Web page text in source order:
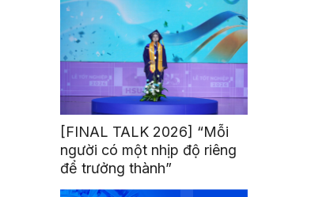
[FINAL TALK 2026] “Mỗi
người có một nhịp độ riêng
để trưởng thành”